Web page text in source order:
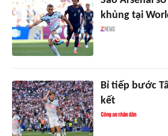
khủng tại
Bỉ tiếp bước
kết